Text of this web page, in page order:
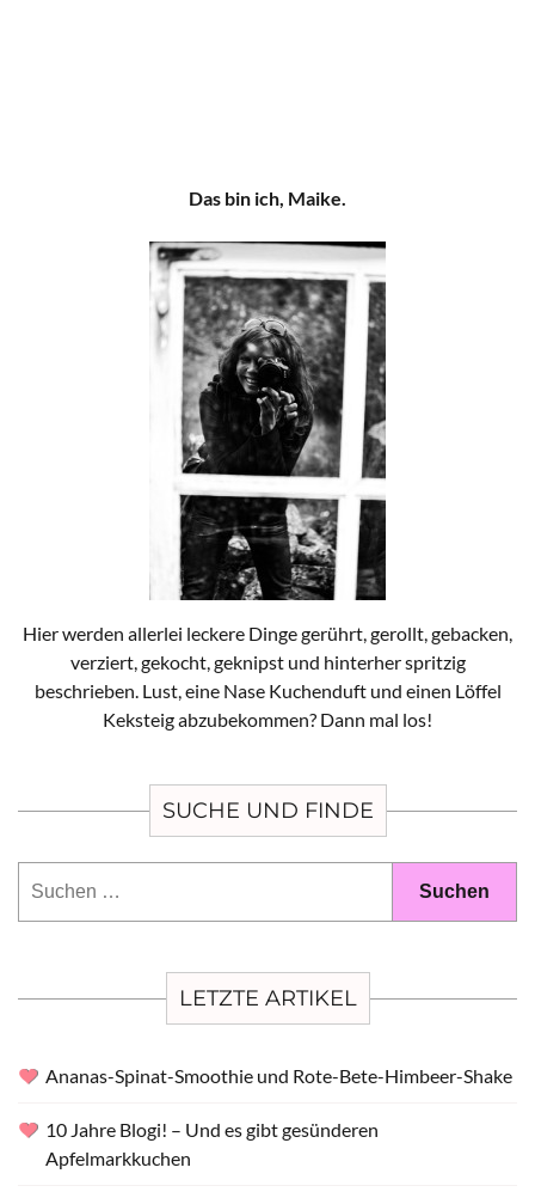
Das bin ich, Maike.
Hier werden allerlei leckere Dinge gerührt, gerollt, gebacken,
verziert, gekocht, geknipst und hinterher spritzig
beschrieben. Lust, eine Nase Kuchenduft und einen Löffel
Keksteig abzubekommen? Dann mal los!
SUCHE UND FINDE
LETZTE ARTIKEL
Ananas-Spinat-Smoothie und Rote-Bete-Himbeer-Shake
10 Jahre Blogi! – Und es gibt gesünderen
Apfelmarkkuchen